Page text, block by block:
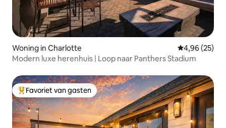
Woning in Charlotte Gemiddelde
4,96 (25)
Modern luxe herenhuis | Loop naar Panthers Stadium
Topfavoriet van gasten
Favoriet van gasten